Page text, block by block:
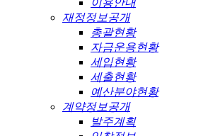
재정정보공개
총괄현황
자금운용현황
세입현황
세출현황
예산분야현황
계약정보공개
발주계획